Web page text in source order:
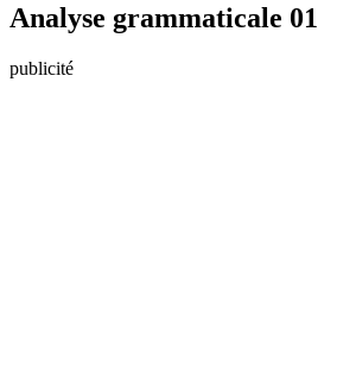
Analyse grammaticale 01
publicité